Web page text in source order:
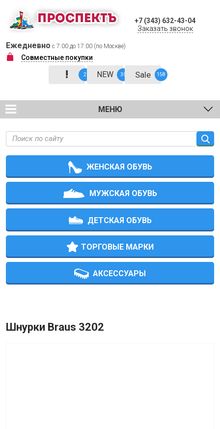
+7 (343) 632-43-04
Заказать звонок
Ежедневно с 7:00 до 17:00 (по Москве)
Совместные покупки
! 2 NEW 30 Sale 158
МЕНЮ
ЖЕНСКАЯ ОБУВЬ
МУЖСКАЯ ОБУВЬ
ДЕТСКАЯ ОБУВЬ
ТОРГОВЫЕ МАРКИ
АКСЕССУАРЫ
Шнурки Braus 3202